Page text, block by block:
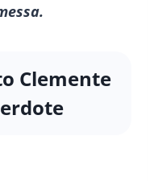
Clemente